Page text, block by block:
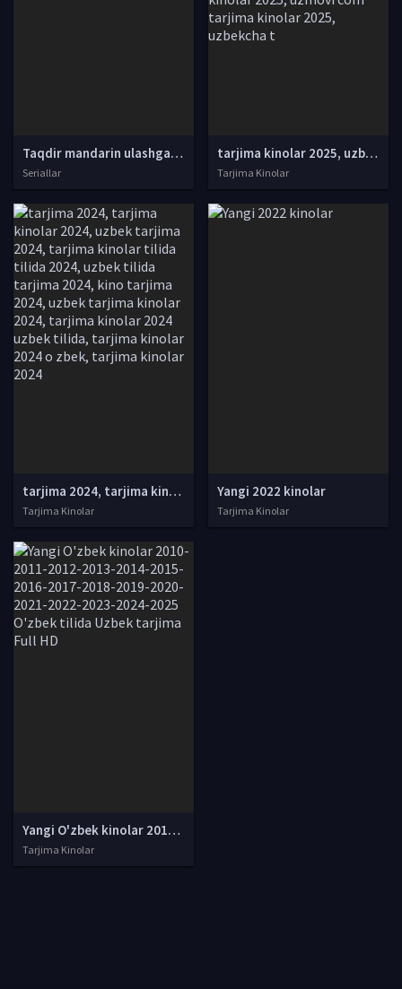
Taqdir mandarin ulashganda Koreya Netflix seriali Barcha qismlar Uzbek tilida O'zbekcha 2025 tarjima serial Full HD tas-ix skachat
Seriallar
tarjima kinolar 2025, uzbek tarjima kinolar 2025, tarjima kinolar uzbek tilida 2025, tarjima kinolar o zbek 2025, tarjima kinolar o zbek tilida 2025, yangi tarjima kinolar 2025, uzmovi tarjima kinolar 2025, uzmovi com tarjima kinolar 2025, uzbekcha t
Tarjima Kinolar
tarjima 2024, tarjima kinolar 2024, uzbek tarjima 2024, tarjima kinolar tilida tilida 2024, uzbek tilida tarjima 2024, kino tarjima 2024, uzbek tarjima kinolar 2024, tarjima kinolar 2024 uzbek tilida, tarjima kinolar 2024 o zbek, tarjima kinolar 2024
Tarjima Kinolar
Yangi 2022 kinolar
Tarjima Kinolar
Yangi O'zbek kinolar 2010-2011-2012-2013-2014-2015-2016-2017-2018-2019-2020-2021-2022-2023-2024-2025 O'zbek tilida Uzbek tarjima Full HD
Tarjima Kinolar